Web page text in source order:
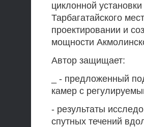
циклонной
Тарбагатайского
проектировании и
мощности
Автор защищает:
_ - предложенный
камер с
- результаты
спутных течений